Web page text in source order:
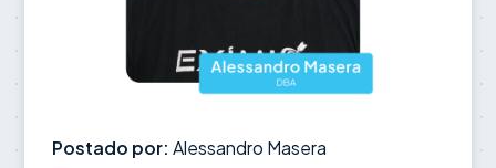
Postado por: Alessandro Masera